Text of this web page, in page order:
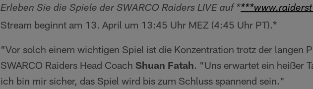
Erleben Sie die Spiele der SWARCO Raiders LIVE auf *
Stream beginnt am 13. April um 13:45 Uhr MEZ (4:45 Uhr PT).*
"Vor solch einem wichtigen Spiel ist die Konzentration trotz der langen
SWARCO Raiders Head Coach Shuan Fatah. "Uns erwartet ein heißer
ich bin mir sicher, das Spiel wird bis zum Schluss spannend sein."